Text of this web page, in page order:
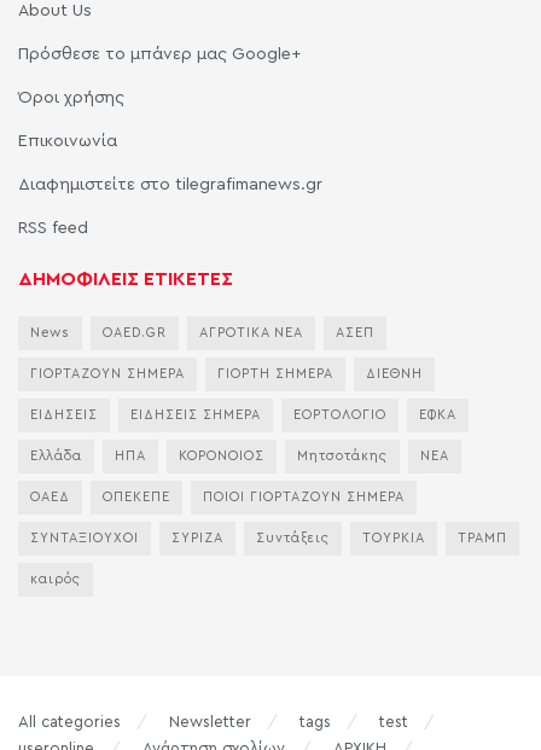
About Us
Πρόσθεσε το μπάνερ μας Google+
Όροι χρήσης
Επικοινωνία
Διαφημιστείτε στο tilegrafimanews.gr
RSS feed
ΔΗΜΟΦΙΛΕΙΣ ΕΤΙΚΕΤΕΣ
News OAED.GR ΑΓΡΟΤΙΚΑ ΝΕΑ ΑΣΕΠ
ΓΙΟΡΤΑΖΟΥΝ ΣΗΜΕΡΑ ΓΙΟΡΤΗ ΣΗΜΕΡΑ ΔΙΕΘΝΗ
ΕΙΔΗΣΕΙΣ ΕΙΔΗΣΕΙΣ ΣΗΜΕΡΑ ΕΟΡΤΟΛΟΓΙΟ ΕΦΚΑ
Ελλάδα ΗΠΑ ΚΟΡΟΝΟΙΟΣ Μητσοτάκης ΝΕΑ
ΟΑΕΔ ΟΠΕΚΕΠΕ ΠΟΙΟΙ ΓΙΟΡΤΑΖΟΥΝ ΣΗΜΕΡΑ
ΣΥΝΤΑΞΙΟΥΧΟΙ ΣΥΡΙΖΑ Συντάξεις ΤΟΥΡΚΙΑ ΤΡΑΜΠ
καιρός
All categories Newsletter tags
test